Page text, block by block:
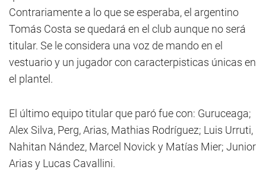
Contrariamente a lo que se esperaba, el argentino
Tomás Costa se quedará en el club aunque no será
titular. Se le considera una voz de mando en el
vestuario y un jugador con caracterpisticas únicas en
el plantel.
El último equipo titular que paró fue con: Guruceaga;
Alex Silva, Perg, Arias, Mathias Rodríguez; Luis Urruti,
Nahitan Nández, Marcel Novick y Matías Mier; Junior
Arias y Lucas Cavallini.